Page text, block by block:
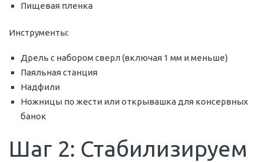
Пищевая пленка
Инструменты:
Дрель с набором сверл (включая 1 мм и меньше)
Паяльная станция
Надфили
Ножницы по жести или открывашка для консервных
банок
Шаг 2: Стабилизируем